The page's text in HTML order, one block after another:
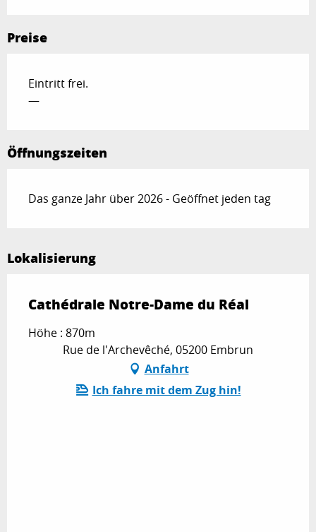
Preise
Eintritt frei.
—
Öffnungszeiten
Das ganze Jahr über 2026 - Geöffnet jeden tag
Lokalisierung
Cathédrale Notre-Dame du Réal
Höhe : 870m
Rue de l'Archevêché, 05200 Embrun
Anfahrt
Ich fahre mit dem Zug hin!